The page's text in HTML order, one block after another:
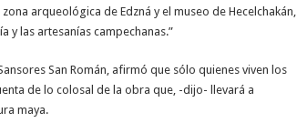
arqueológica de Edzná y el museo de Hecelchakán,
las artesanías campechanas.”
San Román, afirmó que sólo quienes viven los
de lo colosal de la obra que, -dijo- llevará a
maya.